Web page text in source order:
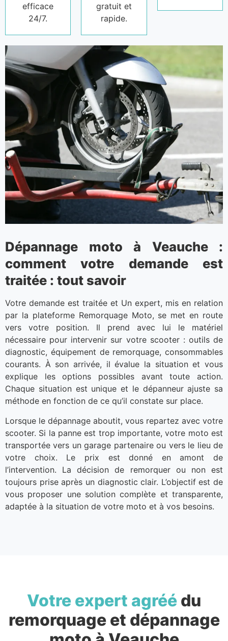
efficace
24/7.
gratuit et
rapide.
Dépannage moto à Veauche :
comment votre demande est
traitée : tout savoir
Votre demande est traitée et Un expert, mis en relation
par la plateforme Remorquage Moto, se met en route
vers votre position. Il prend avec lui le matériel
nécessaire pour intervenir sur votre scooter : outils de
diagnostic, équipement de remorquage, consommables
courants. À son arrivée, il évalue la situation et vous
explique les options possibles avant toute action.
Chaque situation est unique et le dépanneur ajuste sa
méthode en fonction de ce qu’il constate sur place.
Lorsque le dépannage aboutit, vous repartez avec votre
scooter. Si la panne est trop importante, votre moto est
transportée vers un garage partenaire ou vers le lieu de
votre choix. Le prix est donné en amont de
l’intervention. La décision de remorquer ou non est
toujours prise après un diagnostic clair. L’objectif est de
vous proposer une solution complète et transparente,
adaptée à la situation de votre moto et à vos besoins.
Votre expert agréé du
remorquage et dépannage